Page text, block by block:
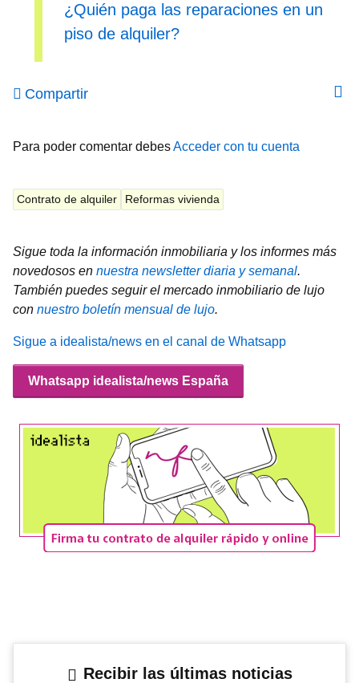
¿Quién paga las reparaciones en un
piso de alquiler?
Compartir
Para poder comentar debesAcceder con tu cuenta
Contrato de alquiler Reformas vivienda
Sigue toda la información inmobiliaria y los informes más
novedosos en nuestra newsletter diaria y semanal.
También puedes seguir el mercado inmobiliario de lujo
con nuestro boletín mensual de lujo.
Sigue a idealista/news en el canal de Whatsapp
Whatsapp idealista/news España
Recibir las últimas noticias